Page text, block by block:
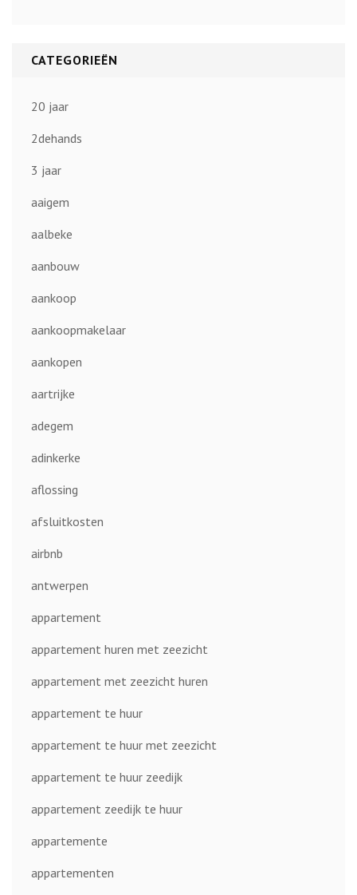
CATEGORIEËN
20 jaar
2dehands
3 jaar
aaigem
aalbeke
aanbouw
aankoop
aankoopmakelaar
aankopen
aartrijke
adegem
adinkerke
aflossing
afsluitkosten
airbnb
antwerpen
appartement
appartement huren met zeezicht
appartement met zeezicht huren
appartement te huur
appartement te huur met zeezicht
appartement te huur zeedijk
appartement zeedijk te huur
appartemente
appartementen